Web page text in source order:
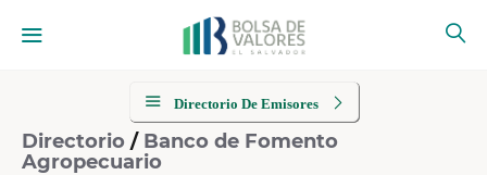
Directorio De Emisores
Directorio / Banco de Fomento
Agropecuario